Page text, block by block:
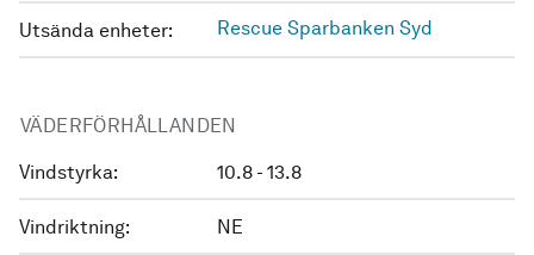
Utsända enheter: Rescue Sparbanken Syd
VÄDERFÖRHÅLLANDEN
Vindstyrka: 10.8 - 13.8
Vindriktning: NE